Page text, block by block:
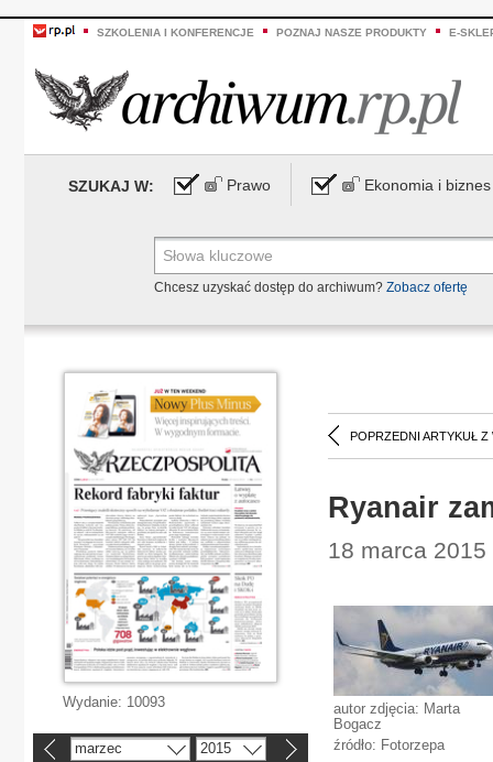
SZKOLENIA I KONFERENCJE POZNAJ NASZE PRODUKTY E-
SZUKAJ W: Prawo Ekonomia i biznes
Chcesz uzyskać dostęp do archiwum? Zobacz ofertę
POPRZEDNI ARTYKUŁ Z
Ryanair
18 marca
autor zdjęcia: Marta
Bogacz
źródło: Fotorzepa
Wydanie: 10093
marzec 2015